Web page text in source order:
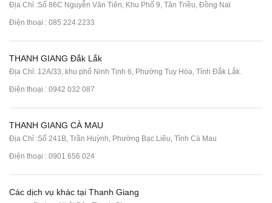
Địa Chỉ :Số 86C Nguyễn Văn Tiên, Khu Phố 9, Tân Triều, Đồng Nai
Điện thoại : 085 224 2233
THANH GIANG Đắk Lắk
Địa Chỉ: 12A/33, khu phố Ninh Tịnh 6, Phường Tuy Hòa, Tỉnh Đắk Lắk.
Điện thoại : 0942 032 087
THANH GIANG CÀ MAU
Địa Chỉ :Số 241B, Trần Huỳnh, Phường Bạc Liêu, Tỉnh Cà Mau
Điện thoại : 0901 656 024
Các dịch vụ khác tại Thanh Giang